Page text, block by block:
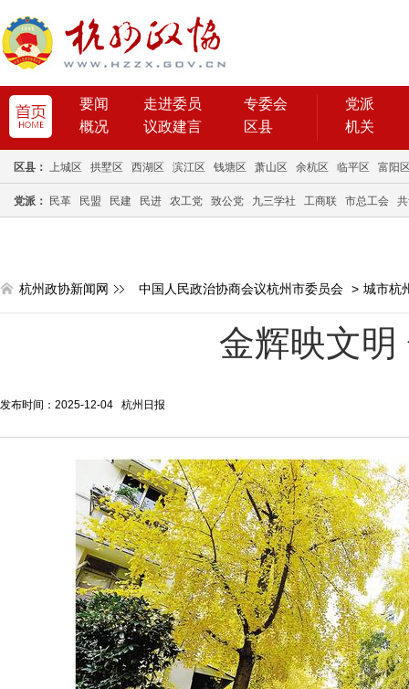
要闻 走进委员
专委会
概况
议政建言 区县
党派
机关
区县： 上城区 拱墅区 西湖区 滨江区 钱塘区 萧山区 余杭区 临平区 富阳
党派： 民革 民盟 民建 民进 农工党 致公党 九三学社 工商联 市总工会
杭州政协新闻网 中国人民政治协商会议杭州市委员会 > 城市杭
金辉映文明
发布时间：2025-12-04 杭州日报